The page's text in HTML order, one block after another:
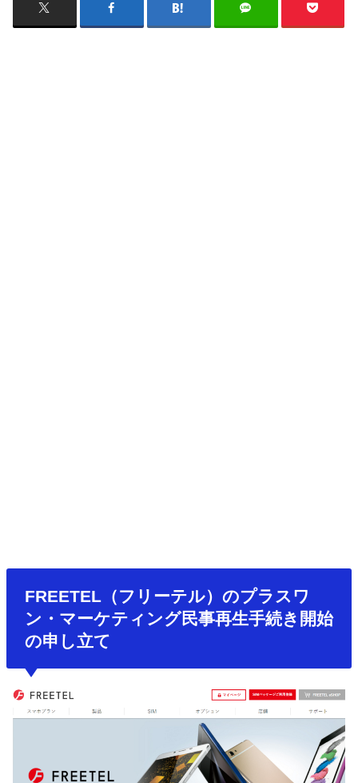
FREETEL（フリーテル）のプラスワ
ン・マーケティング民事再生手続き開始
の申し立て